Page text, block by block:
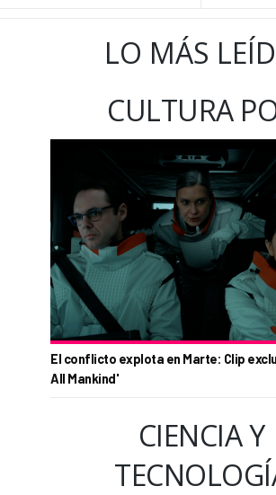
LO MÁS
CULTURA
El conflicto explota en Marte: Clip
All Mankind'
CIENCIA Y